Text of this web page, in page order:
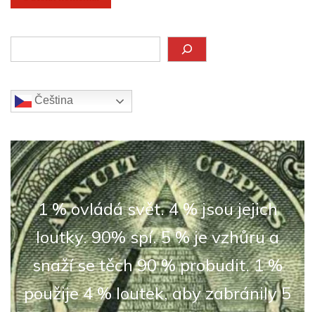
Čeština‎
1 % ovládá svět. 4 % jsou jejich
loutky. 90% spí. 5 % je vzhůru a
snaží se těch 90 % probudit. 1 %
použije 4 % loutek, aby zabránily 5